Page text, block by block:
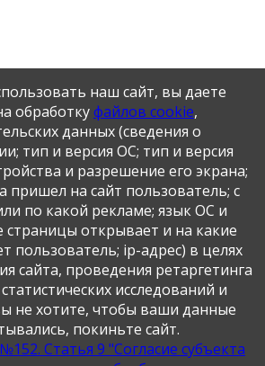
Учебники
персональных данных, в том числе
производится в соответствии с
законом от 27.07.2006 г. № 152-ФЗ " О
с согласия субъекта персональных
наш сайт, вы даете
обработкуфайлов cookie,
данных (сведения о
тип и версия ОС; тип и версия
и разрешение его экрана;
пришел на сайт пользователь; с
по какой рекламе; язык ОС и
страницы открывает и на какие
пользователь; ip-адрес) в целях
сайта, проведения ретаргетинга
исследований и
не хотите, чтобы ваши данные
покиньте сайт.
Статья 9 "Согласие субъекта